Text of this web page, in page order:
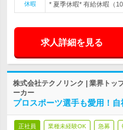
休暇
* 夏季休暇* 有給休暇（
求人詳細を見る
株式会社テクノリンク | 業界トッ
ーカー
プロスポーツ選手も愛用！
正社員 業種未経験OK 急募